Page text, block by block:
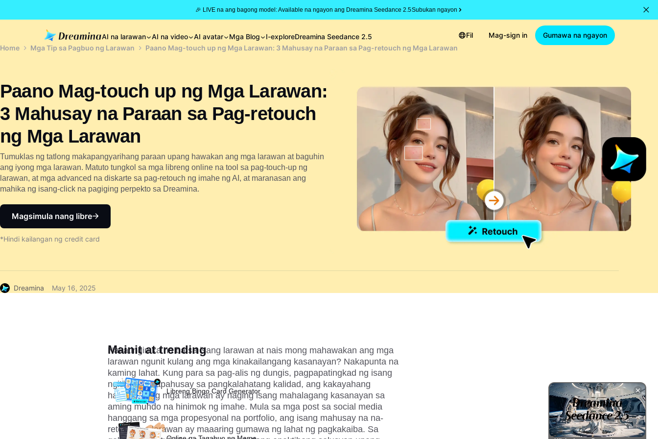
🎉 LIVE na ang bagong model: Available na ngayon ang Dreamina Seedance 2.5Subukan ngayon
AI na larawan AI na video AI avatar Mga Blog I-exploreDreamina Seedance 2.5 Fil Mag-sign in
Gumawa na ngayon
Home
Mga Tip sa Pagbuo ng Larawan Paano Mag-touch up ng Mga Larawan: 3 Mahusay na Paraan sa Pag-retouch ng Mga Larawan
Paano Mag-touch up ng Mga Larawan:
3 Mahusay na Paraan sa Pag-retouch
ng Mga Larawan
Tumuklas ng tatlong makapangyarihang paraan upang hawakan ang mga larawan at baguhin
ang iyong mga larawan. Matuto tungkol sa mga libreng online na tool sa pag-touch-up ng
larawan, at mga advanced na diskarte sa pag-retouch ng imahe ng AI, at maranasan ang
mahika ng isang-click na pagiging perpekto sa Dreamina.
Magsimula nang libre
*Hindi kailangan ng credit card
Dreamina May 16, 2025
Nakatingin ka na ba sa isang larawan at nais mong mahawakan ang mga
larawan ngunit kulang ang mga kinakailangang kasanayan? Nakapunta na
kaming lahat. Kung para sa pag-alis ng dungis, pagpapatingkad ng isang
ngiti, o pagpapahusay sa pangkalahatang kalidad, ang kakayahang
hawakan ang mga larawan ay naging isang mahalagang kasanayan sa
aming mundo na hinimok ng imahe. Mula sa mga post sa social media
hanggang sa mga propesyonal na portfolio, ang isang mahusay na na-
retouch na larawan ay maaaring gumawa ng lahat ng pagkakaiba. Sa
Mainit at trending
Libreng Bingo Card Generator